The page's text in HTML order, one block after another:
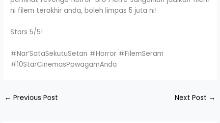
ni filem terakhir anda, boleh limpas 5 juta ni!
Stars 5/5!
#Nar’SataSekutuSetan #Horror #FilemSeram
#10StarCinemasPawagamAnda
← Previous Post Next Post →